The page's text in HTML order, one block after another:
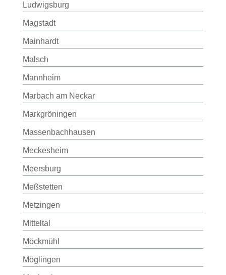
Ludwigsburg
Magstadt
Mainhardt
Malsch
Mannheim
Marbach am Neckar
Markgröningen
Massenbachhausen
Meckesheim
Meersburg
Meßstetten
Metzingen
Mitteltal
Möckmühl
Möglingen